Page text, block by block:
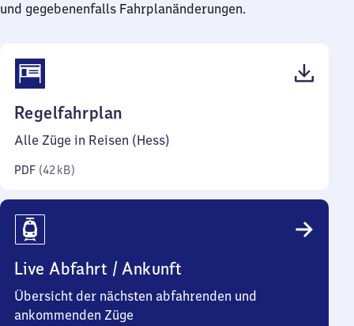
und gegebenenfalls Fahrplanänderungen.
Regelfahrplan
42
Alle Züge in Reisen (Hess)
PDF (42 kB)
Live Abfahrt / Ankunft
Übersicht der nächsten abfahrenden und
ankommenden Züge